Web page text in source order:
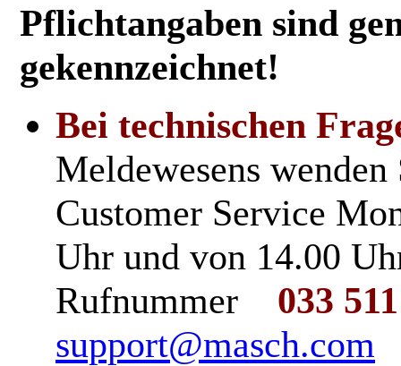
Pflichtangaben sind
gekennzeichnet!
Bei technischen
Meldewesens
Customer Service
Uhr und von 14.00
Rufnummer 033
support@masch.com